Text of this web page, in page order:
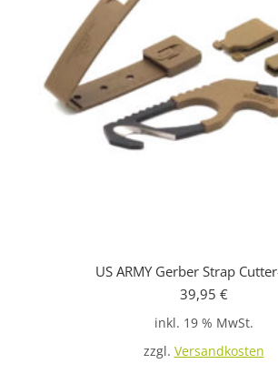
US ARMY Gerber Strap
39,95 €
inkl. 19 % MwSt.
zzgl. Versandkosten